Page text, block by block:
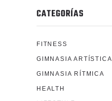
CATEGORÍAS
FITNESS
GIMNASIA ARTÍSTICA
GIMNASIA RÍTMICA
HEALTH